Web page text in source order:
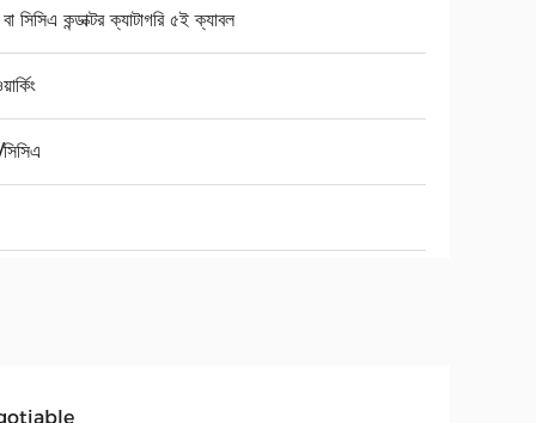
বা সিসিএ কন্ডাক্টর ক্যাটাগরি ৫ই ক্যাবল